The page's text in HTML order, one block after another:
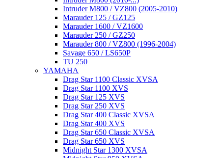
Intruder M800 / VZ800 (2005-2010)
Marauder 125 / GZ125
Marauder 1600 / VZ1600
Marauder 250 / GZ250
Marauder 800 / VZ800 (1996-2004)
Savage 650 / LS650P
TU 250
YAMAHA
Drag Star 1100 Classic XVSA
Drag Star 1100 XVS
Drag Star 125 XVS
Drag Star 250 XVS
Drag Star 400 Classic XVSA
Drag Star 400 XVS
Drag Star 650 Classic XVSA
Drag Star 650 XVS
Midnight Star 1300 XVSA